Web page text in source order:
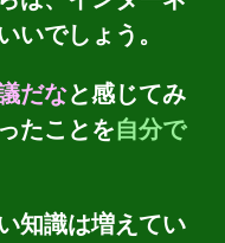
いでしょう。
だなと感じてみ
たことを自分で
知識は増えてい